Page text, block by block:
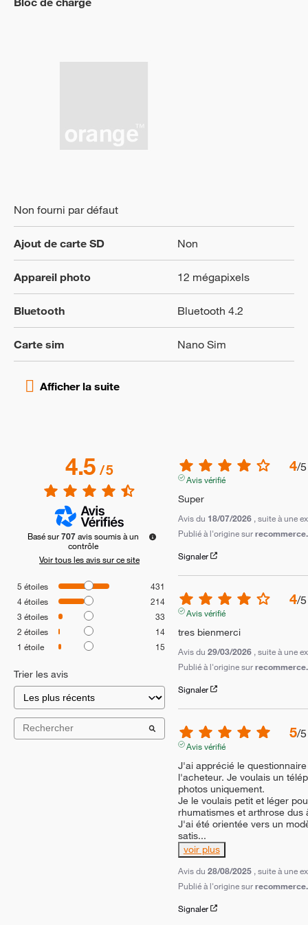
Non fourni par défaut
Ajout de carte SD Non
Appareil photo 12 mégapixels
Bluetooth Bluetooth 4.2
Carte sim Nano Sim
4.5/5
Basé sur707avis soumis à un
contrôle
Voir tous les avis sur ce site
5 étoiles
431
4étoiles
214
3 étoiles
33
2 étoiles
14
1 étoile 15
Trier les avis
4/5
Avis vérifié
Super
Avis du 18/07/2026 , suite à une
Publié à l'origine sur
Signaler
4/5
Avis vérifié
tres bienmerci
Avis du 29/03/2026 , suite à une
Publié à l'origine sur
Signaler
5/5
Avis vérifié
J'ai apprécié le
l'acheteur. Je voulais un
photos uniquement.
Je le voulais petit et léger
rhumatismes et arthrose dus
J'ai été orientée vers un
satis...
voir plus
Avis du 28/08/2025 , suite à une
Publié à l'origine sur
Signaler